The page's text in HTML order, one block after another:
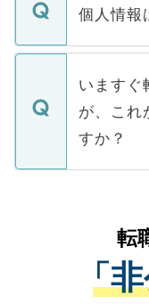
■応募殺到
関を公にし
に、医療
みを人材
ています。
ん。また
定を承諾す
の辞退の
個人情報
個人情報が
で、ご安
などで収
ご本人の
支援を目
ているすべ
は、個人
管理基準
る、プラ
いますぐ
が、これ
すか？
かがいし
経験をま
させてい
ない方に
転
「